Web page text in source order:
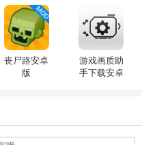
版
丧尸路安卓
版
游戏画质助
手下载安卓